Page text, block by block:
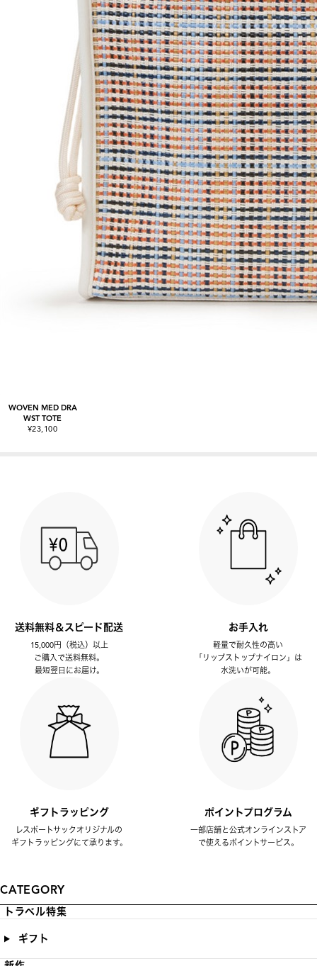
WOVEN MED DRA
WST TOTE
¥23,100
送料無料＆スピード配送
15,000円（税込）以上
ご購入で送料無料。
最短翌日にお届け。
お手入れ
軽量で耐久性の高い
「リップストップナイロン」は
水洗いが可能。
ギフトラッピング
レスポートサックオリジナルの
ギフトラッピングにて承ります。
ポイントプログラム
一部店舗と公式オンラインストア
で使えるポイントサービス。
CATEGORY
トラベル特集
ギフト